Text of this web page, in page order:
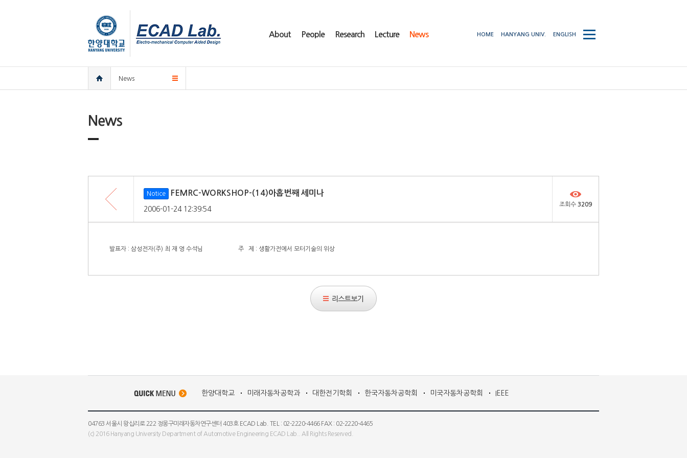
한양대학교
ECAD
About People Research Lecture News HOME HANYANG UNIV. ENGLISH
사이트맵
열기/
News
News
Notice FEMRC-WORKSHOP-(14)아홉번째 세미나
조회수 3209
2006-01-24 12:39:54
발표자 : 삼성전자(주) 최 재 영 수석님 주 제 : 생활가전에서 모터기술의 위상
리스트보기
한양대학교 미래자동차공학과 대한전기학회 한국자동차공학회 미국자동차공학회 IEEE
04763 서울시 왕십리로 222 정몽구미래자동차연구센터 403호 ECAD Lab. TEL : 02-2220-4466 FAX : 02-2220-4465
(c) 2016 Hanyang University Department of Automotive Engineering ECAD Lab.. All Rights Reserved.